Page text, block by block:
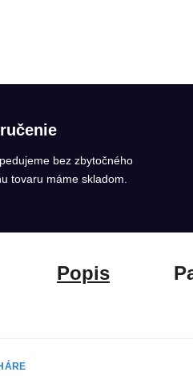
bez zbytočného
tovaru máme skladom.
Popis